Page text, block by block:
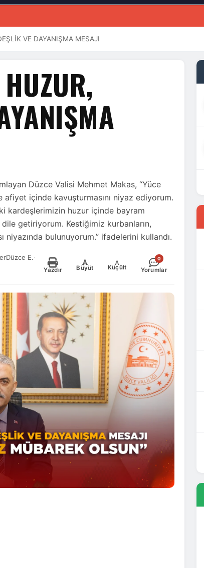
VE DAYANIŞMA MESAJI
Düzce Valisi Mehmet Makas, “Yüce
içinde kavuşturmasını niyaz ediyorum.
kardeşlerimizin huzur içinde bayram
dile getiriyorum. Kestiğimiz kurbanların,
bulunuyorum.” ifadelerini kullandı.
E.·
Yazdır
+
Büyüt
-
Küçült
0
Yorumlar